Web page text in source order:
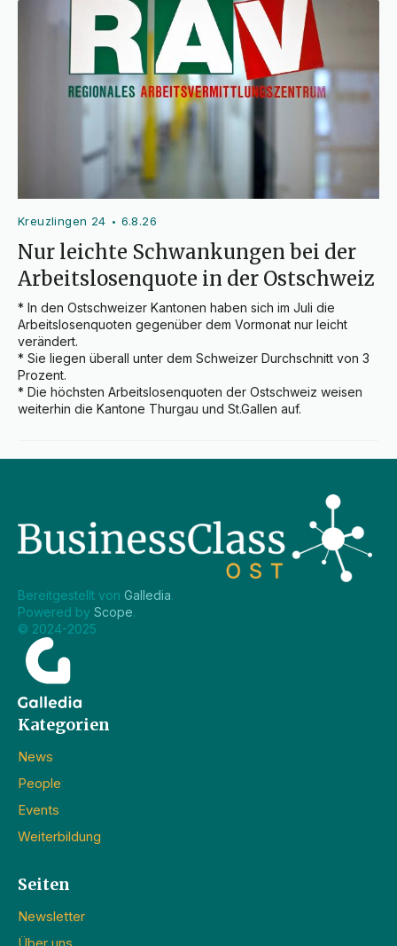
Kreuzlingen 24 • 6.8.26
Nur leichte Schwankungen bei der
Arbeitslosenquote in der Ostschweiz
* In den Ostschweizer Kantonen haben sich im Juli die
Arbeitslosenquoten gegenüber dem Vormonat nur leicht
verändert.
* Sie liegen überall unter dem Schweizer Durchschnitt von 3
Prozent.
* Die höchsten Arbeitslosenquoten der Ostschweiz weisen
weiterhin die Kantone Thurgau und St.Gallen auf.
Bereitgestellt von Galledia.
Powered by Scope.
© 2024-2025
Kategorien
News
People
Events
Weiterbildung
Seiten
Newsletter
Über uns